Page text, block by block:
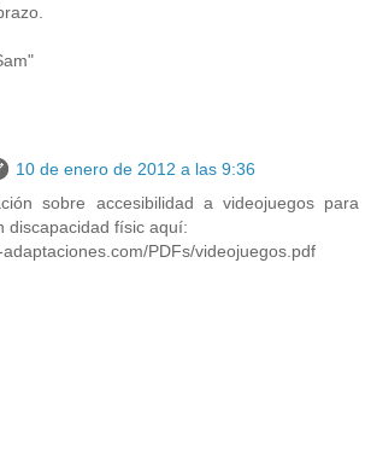
10 de enero de 2012 a las 9:36
sobre accesibilidad a videojuegos para
discapacidad físic aquí:
adaptaciones.com/PDFs/videojuegos.pdf